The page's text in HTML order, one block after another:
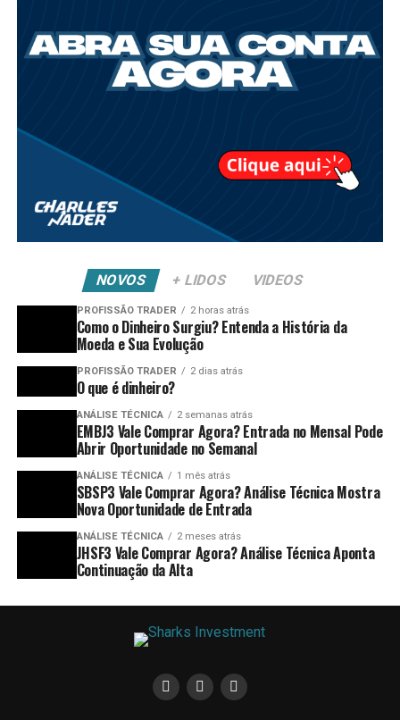
NOVOS + LIDOS VIDEOS
PROFISSÃO TRADER 2 horas atrás
Como o Dinheiro Surgiu? Entenda a História da
Moeda e Sua Evolução
PROFISSÃO TRADER 2 dias atrás
O que é dinheiro?
ANÁLISE TÉCNICA 2 semanas atrás
EMBJ3 Vale Comprar Agora? Entrada no Mensal Pode
Abrir Oportunidade no Semanal
ANÁLISE TÉCNICA 1 mês atrás
SBSP3 Vale Comprar Agora? Análise Técnica Mostra
Nova Oportunidade de Entrada
ANÁLISE TÉCNICA 2 meses atrás
JHSF3 Vale Comprar Agora? Análise Técnica Aponta
Continuação da Alta